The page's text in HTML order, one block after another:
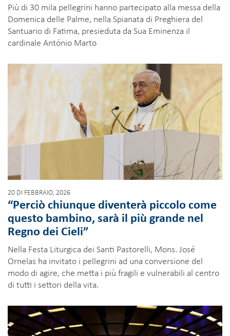
Più di 30 mila pellegrini hanno partecipato alla messa della
Domenica delle Palme, nella Spianata di Preghiera del
Santuario di Fatima, presieduta da Sua Eminenza il
cardinale António Marto
20 DI FEBBRAIO, 2026
“Perciò chiunque diventerà piccolo come
questo bambino, sarà il più grande nel
Regno dei Cieli”
Nella Festa Liturgica dei Santi Pastorelli, Mons. José
Ornelas ha invitato i pellegrini ad una conversione del
modo di agire, che metta i più fragili e vulnerabili al centro
di tutti i settori della vita.